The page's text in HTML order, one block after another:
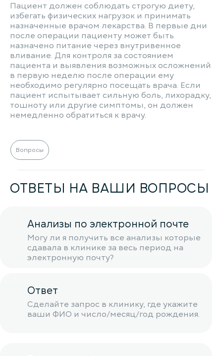
Пациент должен соблюдать строгую диету,
избегать физических нагрузок и принимать
назначенные врачом лекарства. В первые дни
после операции пациенту может быть
назначено питание через внутривенное
вливание. Для контроля за состоянием
пациента и выявления возможных осложнений
в первую неделю после операции ему
необходимо регулярно посещать врача. Если
пациент испытывает сильную боль, лихорадку,
тошноту или другие симптомы, он должен
немедленно обратиться к врачу.
Вопросы
ОТВЕТЫ НА ВАШИ ВОПРОСЫ
Анализы по электронной почте
Могу ли я получить все анализы которые
сдавала в клинике за весь период на
электронную почту?
Ответ
Сделайте запрос в клинику, где укажите
ваши ФИО и число/месяц/год рождения.